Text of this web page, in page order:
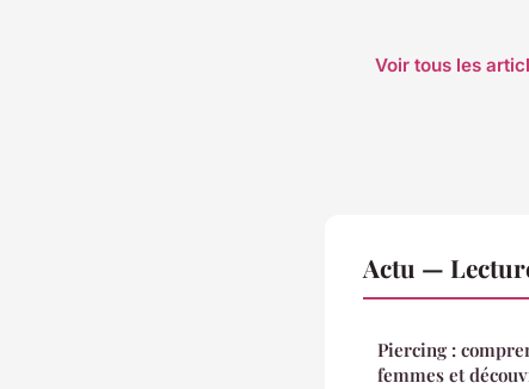
Voir tous les
Actu —
Piercing :
femmes et